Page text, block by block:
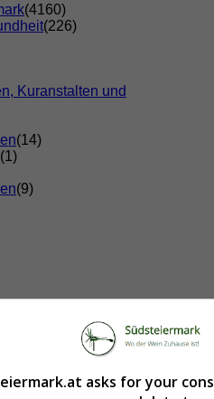
(4160)
(226)
Kuranstalten und
(14)
(1)
(9)
asks for your